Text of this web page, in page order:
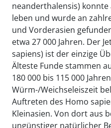
neanderthalensis)
leben und wurde an
und Vorderasien
etwa 27 000 Jahren. Der
sapiens) ist der einzige
Älteste Funde stammen
180 000 bis 115 000
Würm-/Weichseleiszeit
Auftreten des Homo
Kleinasien. Von dort aus
ungünstiger natürlicher